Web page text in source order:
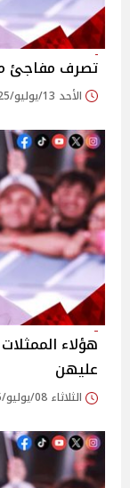
تصرف مفاجئ
الأحد 13/يوليو/2025 - 10:16 م
هؤلاء
عليهن
الثلاثاء 08/يوليو/2025 - 06:20 م